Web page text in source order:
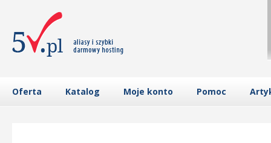
Oferta Katalog Moje konto Pomoc